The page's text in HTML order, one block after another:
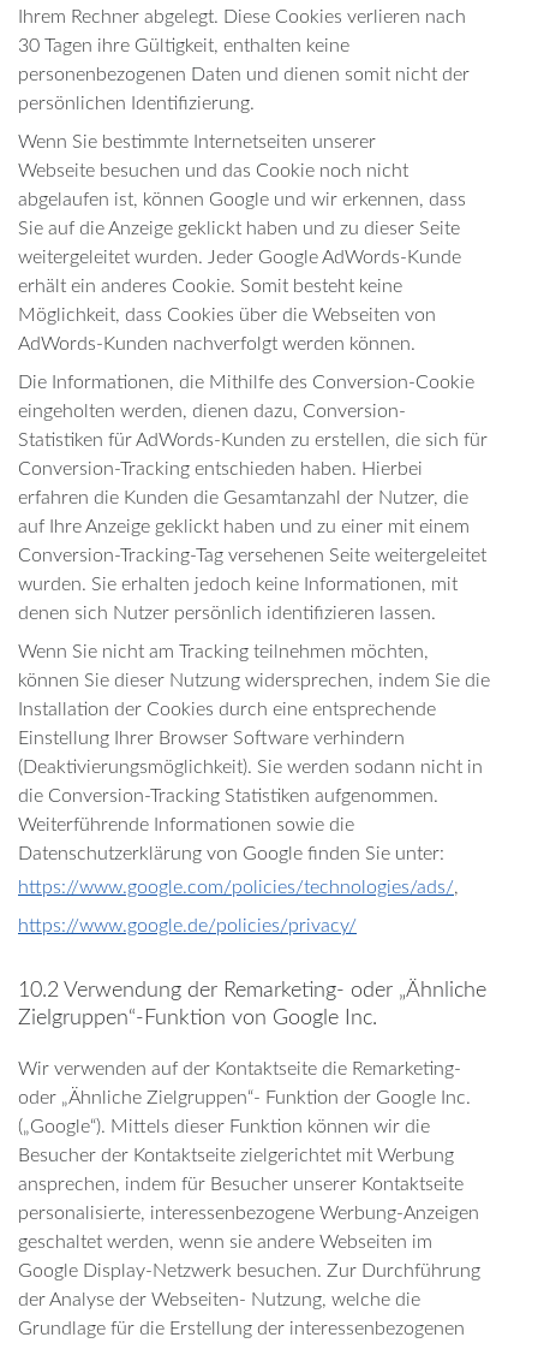
Ihrem Rechner abgelegt. Diese Cookies verlieren nach
30 Tagen ihre Gültigkeit, enthalten keine
personenbezogenen Daten und dienen somit nicht der
persönlichen Identifizierung.
Wenn Sie bestimmte Internetseiten unserer
Webseite besuchen und das Cookie noch nicht
abgelaufen ist, können Google und wir erkennen, dass
Sie auf die Anzeige geklickt haben und zu dieser Seite
weitergeleitet wurden. Jeder Google AdWords-Kunde
erhält ein anderes Cookie. Somit besteht keine
Möglichkeit, dass Cookies über die Webseiten von
AdWords-Kunden nachverfolgt werden können.
Die Informationen, die Mithilfe des Conversion-Cookie
eingeholten werden, dienen dazu, Conversion-
Statistiken für AdWords-Kunden zu erstellen, die sich für
Conversion-Tracking entschieden haben. Hierbei
erfahren die Kunden die Gesamtanzahl der Nutzer, die
auf Ihre Anzeige geklickt haben und zu einer mit einem
Conversion-Tracking-Tag versehenen Seite weitergeleitet
wurden. Sie erhalten jedoch keine Informationen, mit
denen sich Nutzer persönlich identifizieren lassen.
Wenn Sie nicht am Tracking teilnehmen möchten,
können Sie dieser Nutzung widersprechen, indem Sie die
Installation der Cookies durch eine entsprechende
Einstellung Ihrer Browser Software verhindern
(Deaktivierungsmöglichkeit). Sie werden sodann nicht in
die Conversion-Tracking Statistiken aufgenommen.
Weiterführende Informationen sowie die
Datenschutzerklärung von Google finden Sie unter:
https://www.google.com/policies/technologies/ads/,
https://www.google.de/policies/privacy/
10.2 Verwendung der Remarketing- oder „Ähnliche
Zielgruppen“-Funktion von Google Inc.
Wir verwenden auf der Kontaktseite die Remarketing-
oder „Ähnliche Zielgruppen“- Funktion der Google Inc.
(„Google“). Mittels dieser Funktion können wir die
Besucher der Kontaktseite zielgerichtet mit Werbung
ansprechen, indem für Besucher unserer Kontaktseite
personalisierte, interessenbezogene Werbung-Anzeigen
geschaltet werden, wenn sie andere Webseiten im
Google Display-Netzwerk besuchen. Zur Durchführung
der Analyse der Webseiten- Nutzung, welche die
Grundlage für die Erstellung der interessenbezogenen